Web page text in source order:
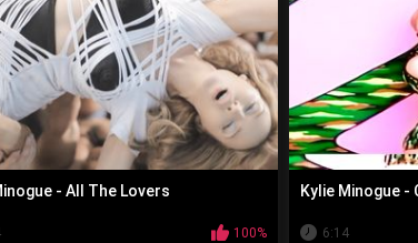
- All The Lovers
100%
Kylie Minogue -
6:14